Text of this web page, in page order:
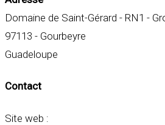
Domaine de Saint-Gérard - RN1 -
97113 - Gourbeyre
Guadeloupe
Contact
Site web :